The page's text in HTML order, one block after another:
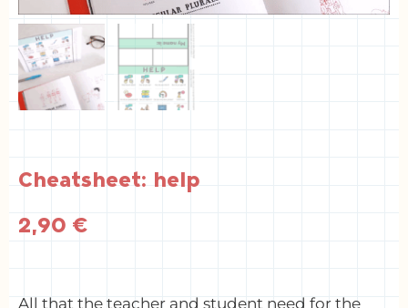
Cheatsheet: help
2,90 €
All that the teacher and student need for the